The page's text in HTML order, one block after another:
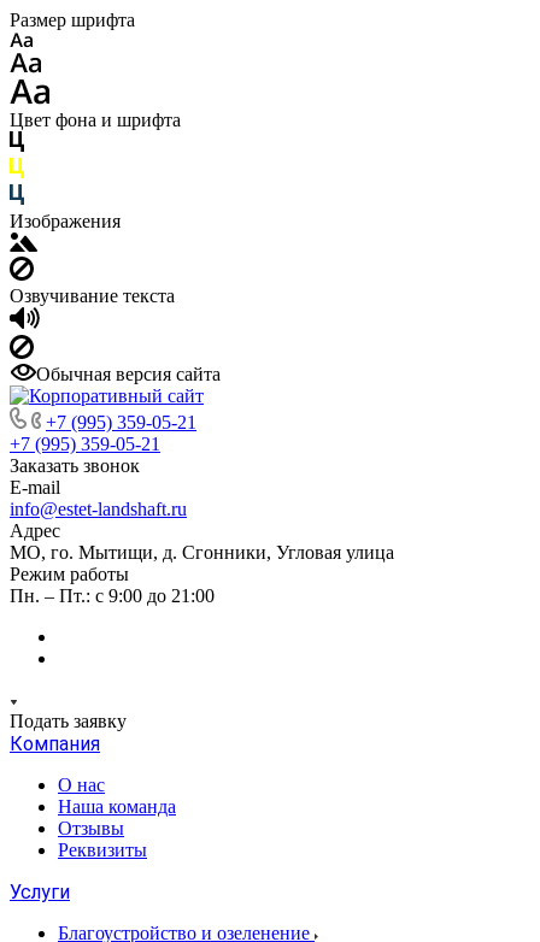
Размер шрифта
Цвет фона и шрифта
Изображения
Озвучивание текста
Обычная версия сайта
+7 (995) 359-05-21
+7 (995) 359-05-21
Заказать звонок
E-mail
info@estet-landshaft.ru
Адрес
МО, го. Мытищи, д. Сгонники, Угловая улица
Режим работы
Пн. – Пт.: с 9:00 до 21:00
Подать заявку
Компания
О нас
Наша команда
Отзывы
Реквизиты
Услуги
Благоустройство и озеленение